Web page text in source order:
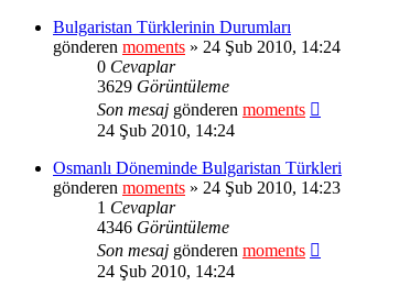
Bulgaristan Türklerinin Durumları
gönderen moments » 24 Şub 2010, 14:24
0 Cevaplar
3629 Görüntüleme
Son mesaj gönderen moments
24 Şub 2010, 14:24
Osmanlı Döneminde Bulgaristan Türkleri
gönderen moments » 24 Şub 2010, 14:23
1 Cevaplar
4346 Görüntüleme
Son mesaj gönderen moments
24 Şub 2010, 14:24